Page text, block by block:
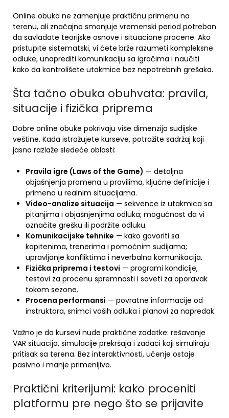
Online obuka ne zamenjuje praktičnu primenu na
terenu, ali značajno smanjuje vremenski period potreban
da savladate teorijske osnove i situacione procene. Ako
pristupite sistematski, vi ćete brže razumeti kompleksne
odluke, unaprediti komunikaciju sa igračima i naučiti
kako da kontrolišete utakmice bez nepotrebnih grešaka.
Šta tačno obuka obuhvata: pravila,
situacije i fizička priprema
Dobre online obuke pokrivaju više dimenzija sudijske
veštine. Kada istražujete kurseve, potražite sadržaj koji
jasno razlaže sledeće oblasti:
Pravila igre (Laws of the Game) — detaljna
objašnjenja promena u pravilima, ključne definicije i
primena u realnim situacijama.
Video-analize situacija — sekvence iz utakmica sa
pitanjima i objašnjenjima odluka; mogućnost da vi
označite grešku ili podržite odluku.
Komunikacijske tehnike — kako govoriti sa
kapitenima, trenerima i pomoćnim sudijama;
upravljanje konfliktima i neverbalna komunikacija.
Fizička priprema i testovi — programi kondicije,
testovi za procenu spremnosti i saveti za oporavak
tokom sezone.
Procena performansi — povratne informacije od
instruktora, snimci vaših odluka i planovi za napredak.
Važno je da kursevi nude praktične zadatke: rešavanje
VAR situacija, simulacije prekršaja i zadaci koji simuliraju
pritisak sa terena. Bez interaktivnosti, učenje ostaje
pasivno i manje primenljivo.
Praktični kriterijumi: kako proceniti
platformu pre nego što se prijavite